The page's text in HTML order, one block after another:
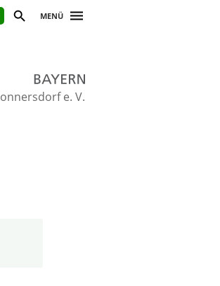
MENÜ
e. V.